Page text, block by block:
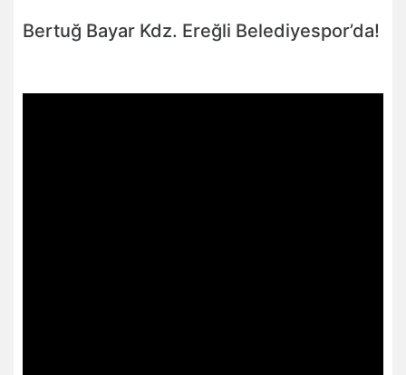
Bertuğ Bayar Kdz. Ereğli Belediyespor’da!